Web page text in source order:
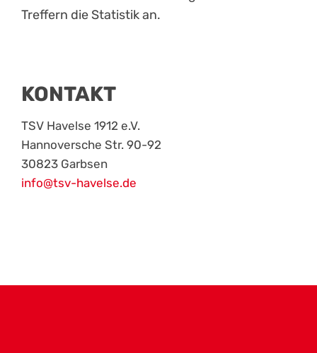
Treffern die Statistik an.
KONTAKT
TSV Havelse 1912 e.V.
Hannoversche Str. 90-92
30823 Garbsen
info@tsv-havelse.de